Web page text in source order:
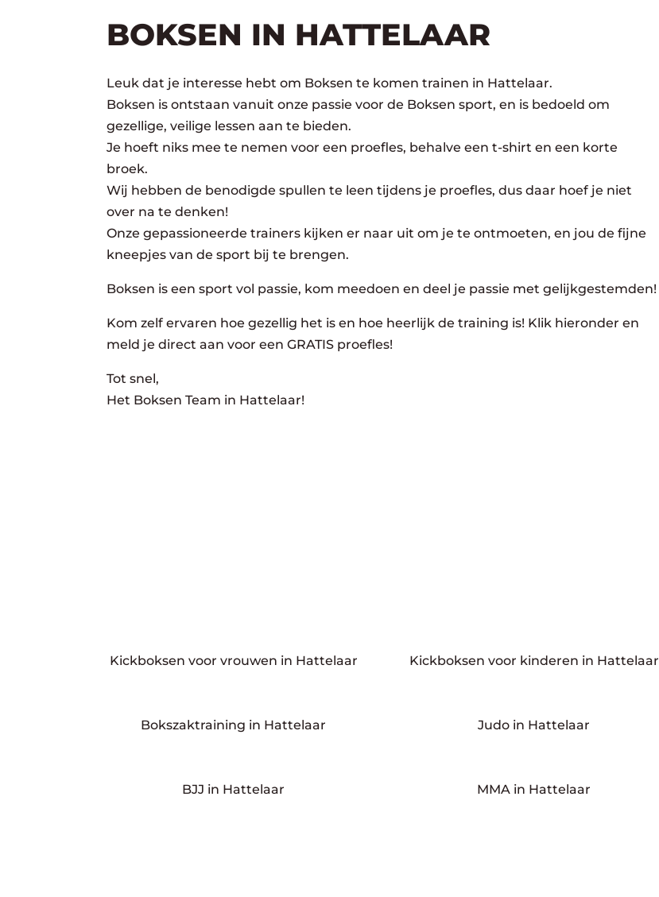
BOKSEN IN HATTELAAR
Leuk dat je interesse hebt om Boksen te komen trainen in Hattelaar.
Boksen is ontstaan vanuit onze passie voor de Boksen sport, en is bedoeld om
gezellige, veilige lessen aan te bieden.
Je hoeft niks mee te nemen voor een proefles, behalve een t-shirt en een korte
broek.
Wij hebben de benodigde spullen te leen tijdens je proefles, dus daar hoef je niet
over na te denken!
Onze gepassioneerde trainers kijken er naar uit om je te ontmoeten, en jou de fijne
kneepjes van de sport bij te brengen.
Boksen is een sport vol passie, kom meedoen en deel je passie met gelijkgestemden!
Kom zelf ervaren hoe gezellig het is en hoe heerlijk de training is! Klik hieronder en
meld je direct aan voor een GRATIS proefles!
Tot snel,
Het Boksen Team in Hattelaar!
Kickboksen voor vrouwen in Hattelaar Kickboksen voor kinderen in Hattelaar
Bokszaktraining in Hattelaar Judo in Hattelaar
BJJ in Hattelaar MMA in Hattelaar